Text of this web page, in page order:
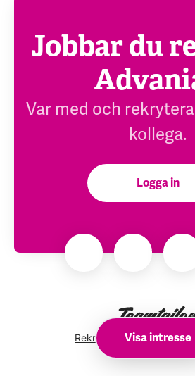
Visa intresse
Jobbar du
Var med och
kollega.
Logga in
Rekryteringsverktygfrån